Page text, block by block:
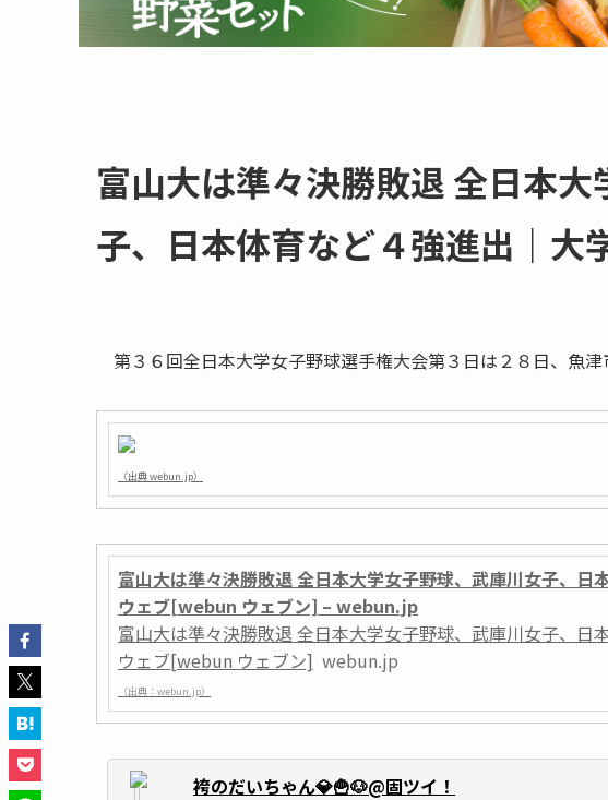
富山大は準々決勝敗退 全日本
子、日本体育など４強進出｜大
第３６回全日本大学女子野球選手権大会第３日は２８日、魚津
（出典 webun.jp）
富山大は準々決勝敗退 全日本大学女子野球、武庫川女子、日
ウェブ[webun ウェブン] – webun.jp
富山大は準々決勝敗退 全日本大学女子野球、武庫川女子、日
ウェブ[webun ウェブン] webun.jp
（出典：webun.jp）
袴のだいちゃん💎🍟🐶@固ツイ！